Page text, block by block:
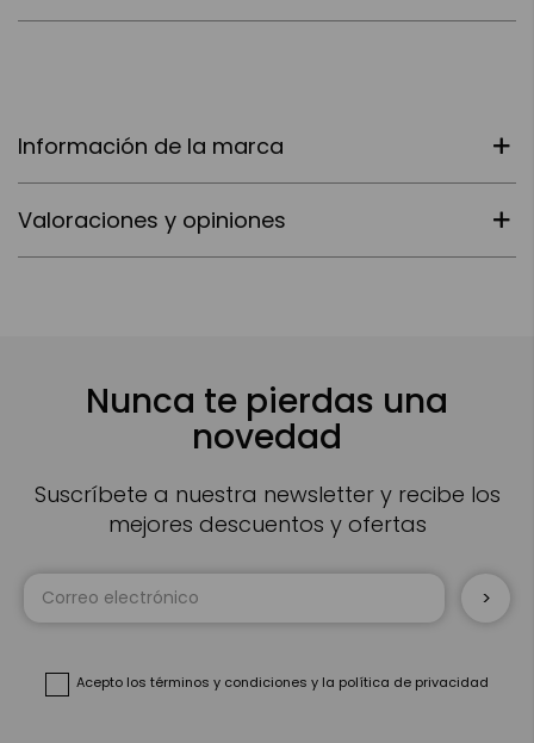
Información de la marca
Valoraciones y opiniones
Nunca te pierdas una
novedad
Suscríbete a nuestra newsletter y recibe los
mejores descuentos y ofertas
Inscríbase
Acepto los términos y condiciones y la política de privacidad